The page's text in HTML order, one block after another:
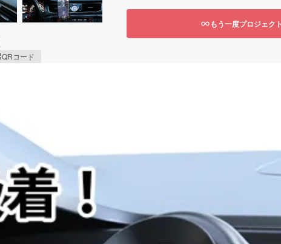
QRコード
もう一度プロジェク